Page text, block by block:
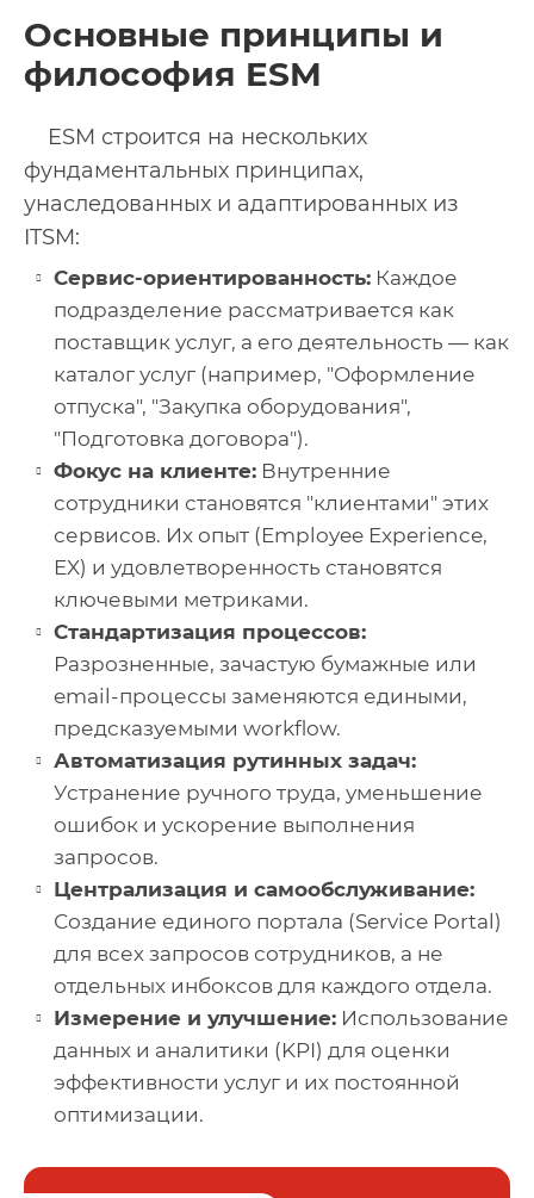
Основные принципы и
философия ESM
ESM строится на нескольких
фундаментальных принципах,
унаследованных и адаптированных из
ITSM:
Сервис-ориентированность: Каждое
подразделение рассматривается как
поставщик услуг, а его деятельность — как
каталог услуг (например, "Оформление
отпуска", "Закупка оборудования",
"Подготовка договора").
Фокус на клиенте: Внутренние
сотрудники становятся "клиентами" этих
сервисов. Их опыт (Employee Experience,
EX) и удовлетворенность становятся
ключевыми метриками.
Стандартизация процессов:
Разрозненные, зачастую бумажные или
email-процессы заменяются едиными,
предсказуемыми workflow.
Автоматизация рутинных задач:
Устранение ручного труда, уменьшение
ошибок и ускорение выполнения
запросов.
Централизация и самообслуживание:
Создание единого портала (Service Portal)
для всех запросов сотрудников, а не
отдельных инбоксов для каждого отдела.
Измерение и улучшение: Использование
данных и аналитики (KPI) для оценки
эффективности услуг и их постоянной
оптимизации.